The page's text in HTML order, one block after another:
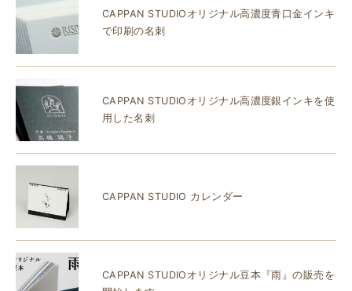
CAPPAN STUDIOオリジナル高濃度青口金インキ
で印刷の名刺
CAPPAN STUDIOオリジナル高濃度銀インキを使
用した名刺
CAPPAN STUDIO カレンダー
CAPPAN STUDIOオリジナル豆本『雨』の販売を